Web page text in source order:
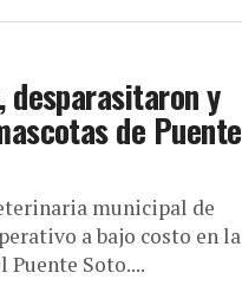
desparasitaron y
de Puente
municipal de
a bajo costo en la
Puente Soto....